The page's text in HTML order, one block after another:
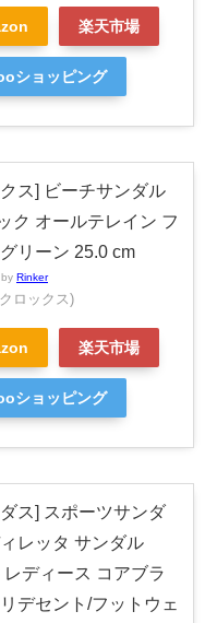
楽天市場
ショッピング
ス] ビーチサンダル
ク オールテレイン フ
リーン 25.0 cm
Rinker
ロックス)
楽天市場
ショッピング
ス] スポーツサンダ
レッタ サンダル
レディース コアブラ
デセント/フットウェ